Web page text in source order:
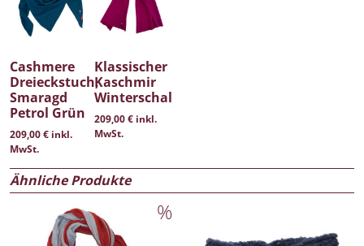
Cashmere
Dreieckstuch,
Smaragd
Petrol Grün
209,00€ inkl.
MwSt.
Klassischer
Kaschmir
Winterschal
209,00€ inkl.
MwSt.
Ähnliche Produkte
Angebot!